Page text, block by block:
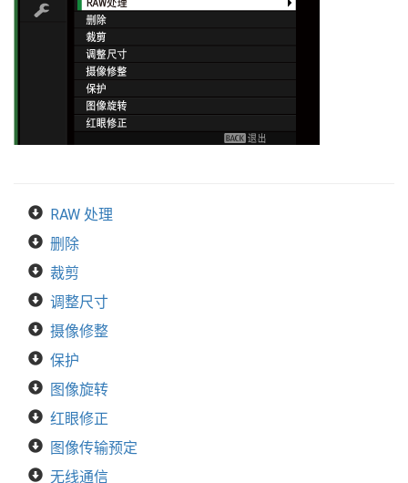
RAW 处理
删除
裁剪
调整尺寸
摄像修整
保护
图像旋转
红眼修正
图像传输预定
无线通信